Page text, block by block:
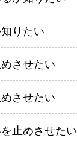
りたい
させたい
させたい
止めさせたい